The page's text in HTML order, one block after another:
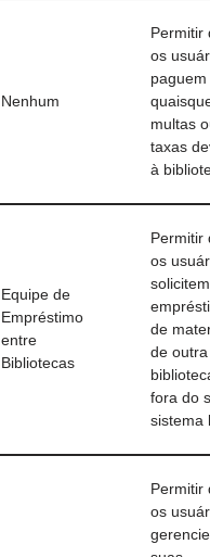
Nenhum
Permitir
os
paguem
multas
taxas
à
Equipe de
Empréstimo
entre
Bibliotecas
Permitir
os
solicitem
de
de outra
fora do
sistema
Permitir
os